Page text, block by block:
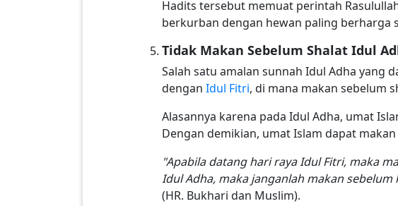
Hadits tersebut memuat perintah
berkurban dengan hewan paling berharga
Tidak Makan Sebelum Shalat Idul
Salah satu amalan sunnah Idul Adha yang
dengan Idul Fitri, di mana makan sebelum
Alasannya karena pada Idul Adha, umat
Dengan demikian, umat Islam dapat
"Apabila datang hari raya Idul Fitri, maka
Idul Adha, maka janganlah makan
(HR. Bukhari dan Muslim).